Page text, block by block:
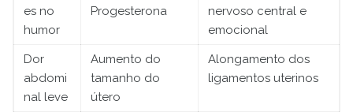
es no
humor
Progesterona
nervoso central e
emocional
Dor
abdomi
nal leve
Aumento do
tamanho do
útero
Alongamento dos
ligamentos uterinos